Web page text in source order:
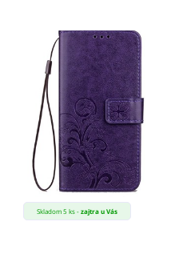
Skladom 5 ks -zajtra u Vás